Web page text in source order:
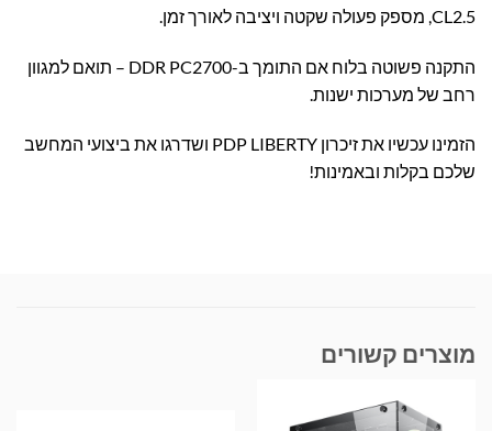
CL2.5, מספק פעולה שקטה ויציבה לאורך זמן.
התקנה פשוטה בלוח אם התומך ב-DDR PC2700 – תואם למגוון
רחב של מערכות ישנות.
הזמינו עכשיו את זיכרון PDP LIBERTY ושדרגו את ביצועי המחשב
שלכם בקלות ובאמינות!
מוצרים קשורים